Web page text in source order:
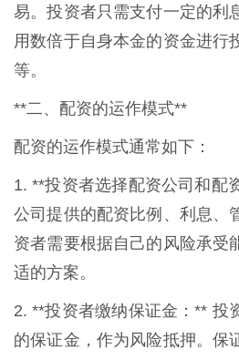
易。投资者只需支付一定的利
用数倍于自身本金的资金进行
等。
**二、配资的运作模式**
配资的运作模式通常如下：
1. **投资者选择配资公司和配
公司提供的配资比例、利息、
资者需要根据自己的风险承受
适的方案。
2. **投资者缴纳保证金：** 投
的保证金，作为风险抵押。保